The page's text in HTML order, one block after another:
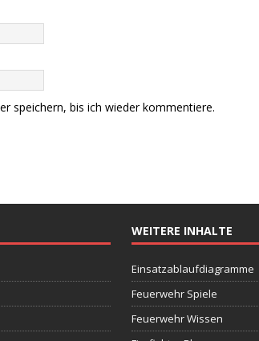
speichern, bis ich wieder kommentiere.
WEITERE INHALTE
Einsatzablaufdiagramme
Feuerwehr Spiele
Feuerwehr Wissen